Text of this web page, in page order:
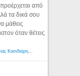
από
τα δικά σου
μάθεις
όταν θέτεις
Αμερικανοί ρατσιστές αναρωτιούνται αν ο Ηλίας Κασιδιάρης ανήκει στη λευκή φυλή... - Λόγιος Ερμής